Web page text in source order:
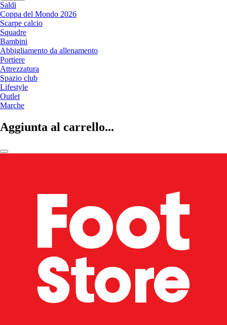
Saldi
Coppa del Mondo 2026
Scarpe calcio
Squadre
Bambini
Abbigliamento da allenamento
Portiere
Attrezzatura
Spazio club
Lifestyle
Outlet
Marche
Aggiunta al carrello...